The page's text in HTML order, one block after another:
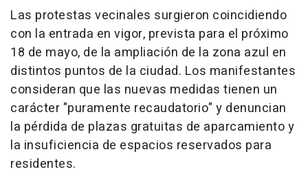
Las protestas vecinales surgieron coincidiendo
con la entrada en vigor, prevista para el próximo
18 de mayo, de la ampliación de la zona azul en
distintos puntos de la ciudad. Los manifestantes
consideran que las nuevas medidas tienen un
carácter "puramente recaudatorio" y denuncian
la pérdida de plazas gratuitas de aparcamiento y
la insuficiencia de espacios reservados para
residentes.